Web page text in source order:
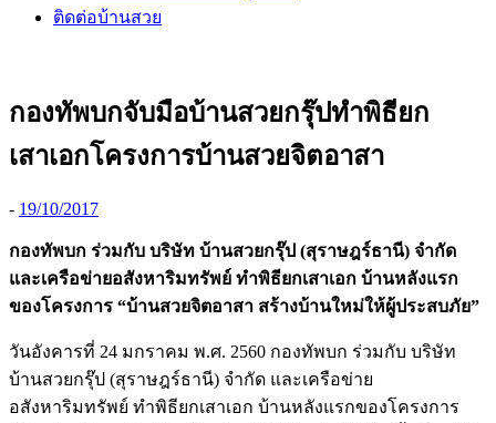
ติดต่อบ้านสวย
กองทัพบกจับมือบ้านสวยกรุ๊ปทำพิธียก
เสาเอกโครงการบ้านสวยจิตอาสา
- 19/10/2017
กองทัพบก ร่วมกับ บริษัท บ้านสวยกรุ๊ป (สุราษฎร์ธานี) จำกัด
และเครือข่ายอสังหาริมทรัพย์ ทำพิธียกเสาเอก บ้านหลังแรก
ของโครงการ “บ้านสวยจิตอาสา สร้างบ้านใหม่ให้ผู้ประสบภัย”
วันอังคารที่ 24 มกราคม พ.ศ. 2560 กองทัพบก ร่วมกับ บริษัท
บ้านสวยกรุ๊ป (สุราษฎร์ธานี) จำกัด และเครือข่าย
อสังหาริมทรัพย์ ทำพิธียกเสาเอก บ้านหลังแรกของโครงการ